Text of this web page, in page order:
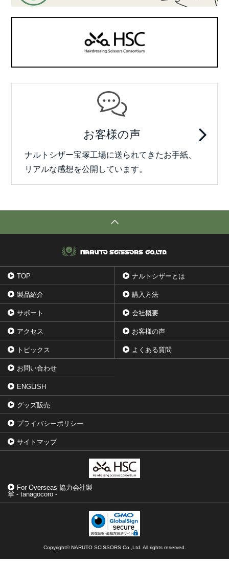
お客様の声
ナルトシザー宝塚工場に送られてきたお手紙、
リアルな感想を公開しています。
TOP ナルトシザーとは
製品紹介 購入方法
サポート 会社概要
アクセス お客様の声
トピックス よくある質問
お問い合わせ
ENGLISH
グッズ販売
プライバシーポリシー
サイトマップ
For Overseas 協力会社製
掌 - tanagocoro -
Copyright© NARUTO SCISSORS Co.,Ltd. All rights reserved.